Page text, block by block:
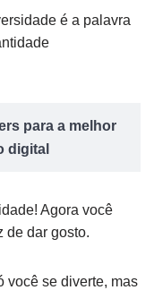
é a palavra
para a melhor
digital
Agora você
de dar gosto.
você se diverte, mas